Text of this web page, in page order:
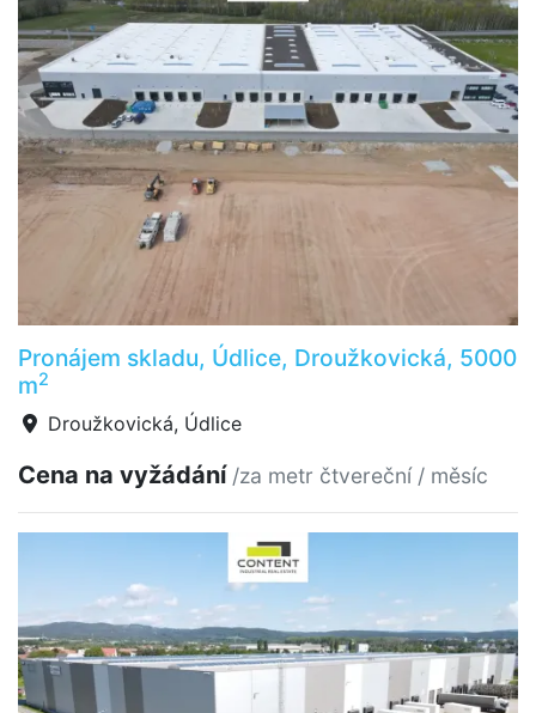
Pronájem skladu, Údlice, Droužkovická, 5000
m2
Droužkovická, Údlice
Cena na vyžádání /za metr čtvereční / měsíc